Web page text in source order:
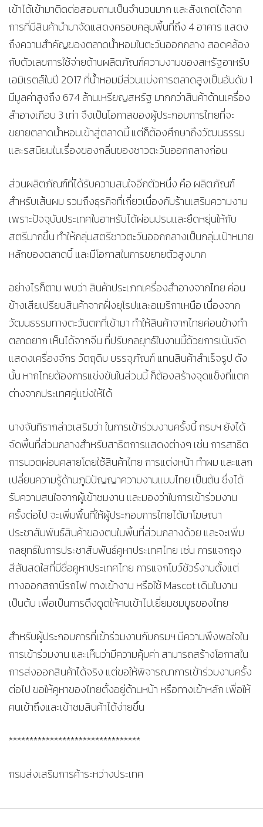
เข้าได้เข้ามาติดต่อสอบถามเป็นจำนวนมาก และสังเกตได้จาก
การที่มีสินค้านำมาจัดแสดงครอบคลุมพื้นที่ถึง 4 อาคาร แสดง
ถึงความสำคัญของตลาดน้ำหอมในตะวันออกกลาง สอดคล้อง
กับตัวเลขการใช้จ่ายด้านผลิตภัณฑ์ความงามของสหรัฐอาหรับ
เอมิเรตส์ในปี 2017 ที่น้ำหอมมีส่วนแบ่งการตลาดสูงเป็นอันดับ 1
มีมูลค่าสูงถึง 674 ล้านเหรียญสหรัฐ มากกว่าสินค้าด้านเครื่อง
สำอางเกือบ 3 เท่า จึงเป็นโอกาสของผู้ประกอบการไทยที่จะ
ขยายตลาดน้ำหอมเข้าสู่ตลาดนี้ แต่ก็ต้องศึกษาถึงวัฒนธรรม
และรสนิยมในเรื่องของกลิ่นของชาวตะวันออกกลางก่อน
ส่วนผลิตภัณฑ์ที่ได้รับความสนใจอีกตัวหนึ่ง คือ ผลิตภัณฑ์
สำหรับเส้นผม รวมถึงธุรกิจที่เกี่ยวเนื่องกับร้านเสริมความงาม
เพราะปัจจุบันประเทศในอาหรับได้ผ่อนปรนและยืดหยุ่นให้กับ
สตรีมากขึ้น ทำให้กลุ่มสตรีชาวตะวันออกกลางเป็นกลุ่มเป้าหมาย
หลักของตลาดนี้ และมีโอกาสในการขยายตัวสูงมาก
อย่างไรก็ตาม พบว่า สินค้าประเภทเครื่องสำอางจากไทย ค่อน
ข้างเสียเปรียบสินค้าจากฝั่งยุโรปและอเมริกาเหนือ เนื่องจาก
วัฒนธรรมทางตะวันตกที่เข้ามา ทำให้สินค้าจากไทยค่อนข้างทำ
ตลาดยาก เห็นได้จากจีน ที่ปรับกลยุทธ์ในงานนี้ด้วยการเน้นจัด
แสดงเครื่องจักร วัตถุดิบ บรรจุภัณฑ์ แทนสินค้าสำเร็จรูป ดัง
นั้น หากไทยต้องการแข่งขันในส่วนนี้ ก็ต้องสร้างจุดแข็งที่แตก
ต่างจากประเทศคู่แข่งให้ได้
นางจันทิรากล่าวเสริมว่า ในการเข้าร่วมงานครั้งนี้ กรมฯ ยังได้
จัดพื้นที่ส่วนกลางสำหรับสาธิตการแสดงต่างๆ เช่น การสาธิต
การนวดผ่อนคลายโดยใช้สินค้าไทย การแต่งหน้า ทำผม และแลก
เปลี่ยนความรู้ด้านภูมิปัญญาความงามแบบไทย เป็นต้น ซึ่งได้
รับความสนใจจากผู้เข้าชมงาน และมองว่าในการเข้าร่วมงาน
ครั้งต่อไป จะเพิ่มพื้นที่ให้ผู้ประกอบการไทยได้มาโฆษณา
ประชาสัมพันธ์สินค้าของตนในพื้นที่ส่วนกลางด้วย และจะเพิ่ม
กลยุทธ์ในการประชาสัมพันธ์คูหาประเทศไทย เช่น การแจกถุง
สีสันสดใสที่มีชื่อคูหาประเทศไทย การแจกโบว์ชัวร์งานตั้งแต่
ทางออกสถานีรถไฟ ทางเข้างาน หรือใช้ Mascot เดินในงาน
เป็นต้น เพื่อเป็นการดึงดูดให้คนเข้าไปเยี่ยมชมบูธของไทย
สำหรับผู้ประกอบการที่เข้าร่วมงานกับกรมฯ มีความพึงพอใจใน
การเข้าร่วมงาน และเห็นว่ามีความคุ้มค่า สามารถสร้างโอกาสใน
การส่งออกสินค้าได้จริง แต่ขอให้พิจารณาการเข้าร่วมงานครั้ง
ต่อไป ขอให้คูหาของไทยตั้งอยู่ด้านหน้า หรือทางเข้าหลัก เพื่อให้
คนเข้าถึงและเข้าชมสินค้าได้ง่ายขึ้น
********************************
กรมส่งเสริมการค้าระหว่างประเทศ